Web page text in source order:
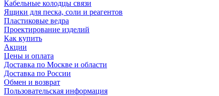
Кабельные колодцы связи
Ящики для песка, соли и реагентов
Пластиковые ведра
Проектирование изделий
Как купить
Акции
Цены и оплата
Доставка по Москве и области
Доставка по России
Обмен и возврат
Пользовательская информация